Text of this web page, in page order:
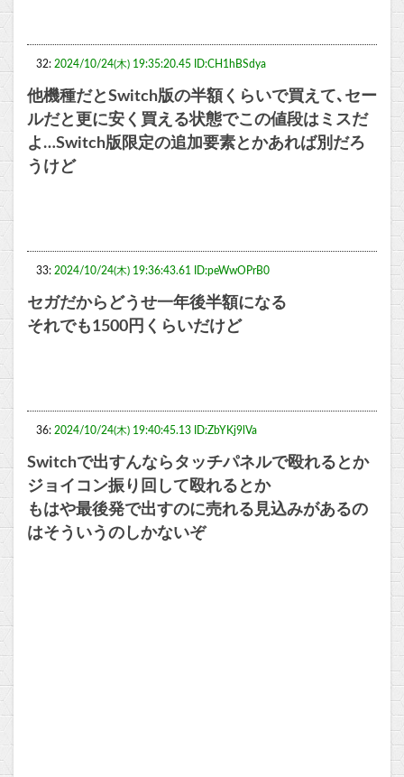
32: 2024/10/24(木) 19:35:20.45 ID:CH1hBSdya
他機種だとSwitch版の半額くらいで買えて､セー
ルだと更に安く買える状態でこの値段はミスだ
よ…Switch版限定の追加要素とかあれば別だろ
うけど
33: 2024/10/24(木) 19:36:43.61 ID:peWwOPrB0
セガだからどうせ一年後半額になる
それでも1500円くらいだけど
36: 2024/10/24(木) 19:40:45.13 ID:ZbYKj9lVa
Switchで出すんならタッチパネルで殴れるとか
ジョイコン振り回して殴れるとか
もはや最後発で出すのに売れる見込みがあるの
はそういうのしかないぞ